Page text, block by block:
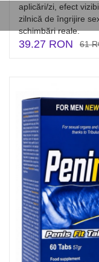
aplicări/zi, efect
zilnică de îngrijire
schimbări reale.
39.27 RON 61